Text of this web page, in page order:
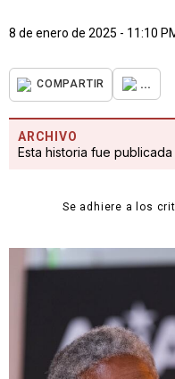
8 de enero de 2025 - 11:10
COMPARTIR ...
ARCHIVO
Esta historia fue
Se adhiere a los